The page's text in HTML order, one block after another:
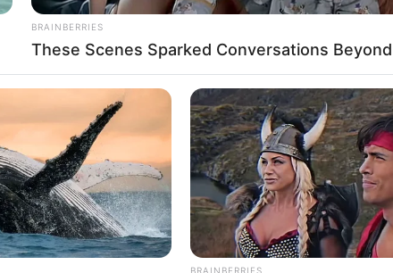
im Internet:
BRAINBERRIES
These Scenes Sparked Conversations
BRAINBERRIES